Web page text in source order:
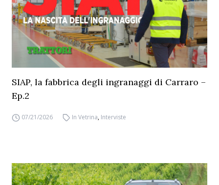
SIAP, la fabbrica degli ingranaggi di Carraro –
Ep.2
07/21/2026 In Vetrina, Interviste